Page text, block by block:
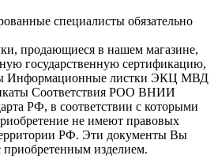
специалисты обязательно
продающиеся в нашем магазине,
государственную сертификацию,
Информационные листки ЭКЦ МВД
Соответствия РОО ВНИИ
РФ, в соответствии с которыми
не имеют правовых
РФ. Эти документы Вы
приобретенным изделием.